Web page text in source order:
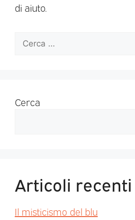
di aiuto.
Cerca
Articoli recenti
Il misticismo del blu